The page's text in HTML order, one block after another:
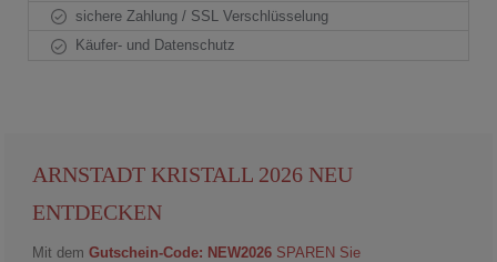
sichere Zahlung / SSL Verschlüsselung
Käufer- und Datenschutz
ARNSTADT KRISTALL 2026 NEU
ENTDECKEN
Mit dem Gutschein-Code: NEW2026 SPAREN Sie